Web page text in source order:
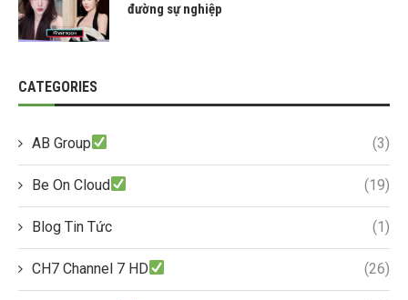
đường sự nghiệp
CATEGORIES
AB Group (3)
Be On Cloud (19)
Blog Tin Tức (1)
CH7 Channel 7 HD (26)